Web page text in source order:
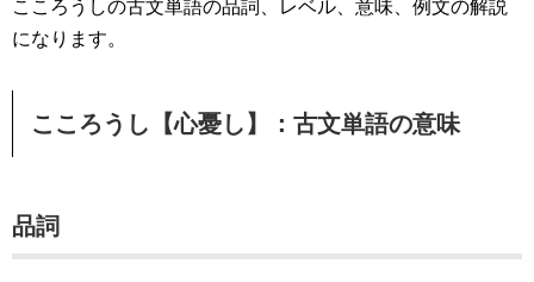
こころうしの古文単語の品詞、レベル、意味、例文の解説
になります。
こころうし【心憂し】：古文単語の意味
品詞